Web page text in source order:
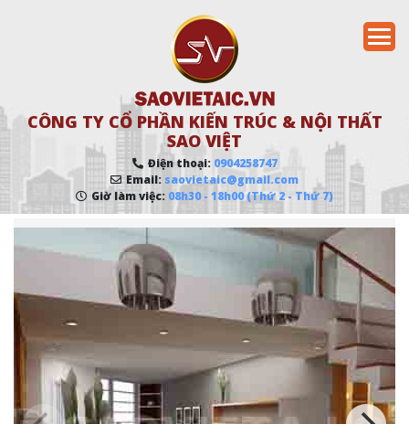
CÔNG TY CỔ PHẦN KIẾN TRÚC & NỘI THẤT
SAO VIỆT
Điện thoại: 0904258747
Email: saovietaic@gmail.com
Giờ làm việc: 08h30 - 18h00 (Thứ 2 - Thứ 7)